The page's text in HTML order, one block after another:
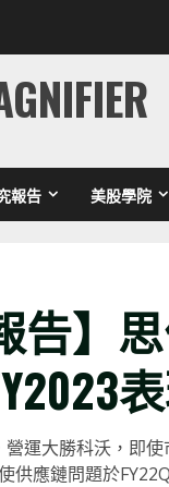
報告 美股學院
告】
運大勝科沃，即
供應鏈問題於